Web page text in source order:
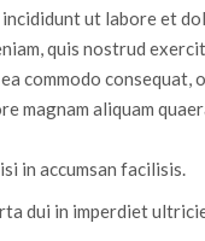
ut labore et
quis nostrud
commodo consequat,
magnam aliquam
in accumsan facilisis.
dui in imperdiet